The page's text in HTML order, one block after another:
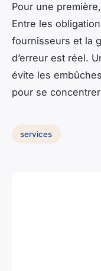
Pour une
Entre les
fournisseurs et la
d’erreur est réel.
évite les
pour se
services